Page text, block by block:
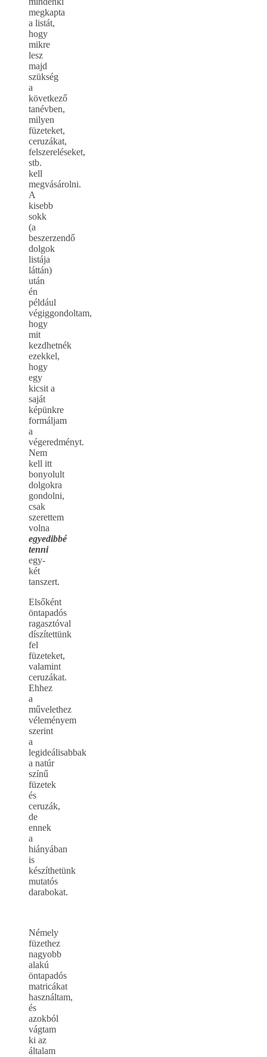
megkapta
a listát,
hogy
mikre
lesz
majd
szükség
a
következő
tanévben,
milyen
füzeteket,
ceruzákat,
felszereléseket,
stb.
kell
megvásárolni.
A
kisebb
sokk
(a
beszerzendő
dolgok
listája
láttán)
után
én
például
végiggondoltam,
hogy
mit
kezdhetnék
ezekkel,
hogy
egy
kicsit a
saját
képünkre
formáljam
a
végeredményt.
Nem
kell itt
bonyolult
dolgokra
gondolni,
csak
szerettem
volna
egyedibbé
tenni
egy-
két
tanszert.
Elsőként
öntapadós
ragasztóval
díszítettünk
fel
füzeteket,
valamint
ceruzákat.
Ehhez
a
művelethez
véleményem
szerint
a
legideálisabbak
a natúr
színű
füzetek
és
ceruzák,
de
ennek
a
hiányában
is
készíthetünk
mutatós
darabokat.
Némely
füzethez
nagyobb
alakú
öntapadós
matricákat
használtam,
és
azokból
vágtam
ki az
általam